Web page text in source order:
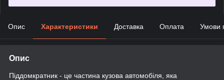
Опис Характеристики Доставка Оплата Умови
Опис
Піддомкратник - це частина кузова автомобіля, яка